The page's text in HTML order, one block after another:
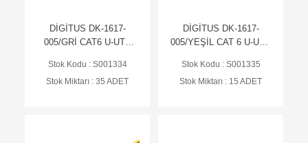
DİGİTUS DK-1617-
005/GRİ CAT6 U-UTP
LSZH AWG 26/7 Gri
0.50MT
Stok Kodu : S001334
Stok Miktarı : 35 ADET
DİGİTUS DK-1617-
005/YEŞİL CAT 6 U-UTP
AWG 26/7, 0.50MT
Stok Kodu : S001335
Stok Miktarı : 15 ADET